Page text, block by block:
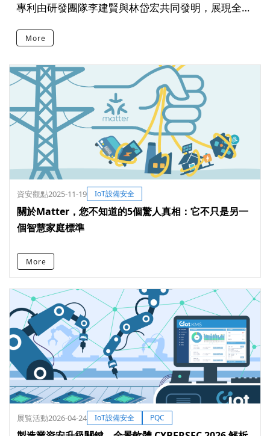
專利由研發團隊李建賢與林岱宏共同發明，展現全景
軟體在後量子密碼學、數位簽章與軟體供應鏈安全領
More
資安觀點2025-11-19 IoT設備安全
關於Matter，您不知道的5個驚人真相：它不只是另一
個智慧家庭標準
More
展覧活動2026-04-24 IoT設備安全 PQC